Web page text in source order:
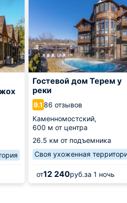
для посетителей
Их своими руками
входит в программу
мимо этого живописного
если приехал в поселок
красоты каньона однажды,
сюда вновь.
Гостевой дом Терем у
реки
9.186 отзывов
Каменномостский,
600 м от центра
26.5 км от подъемника
Своя ухоженная
от12 240руб.за 1 ночь